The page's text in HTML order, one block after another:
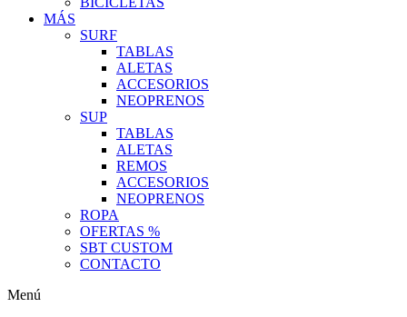
MÁS
SURF
TABLAS
ALETAS
ACCESORIOS
NEOPRENOS
SUP
TABLAS
ALETAS
REMOS
ACCESORIOS
NEOPRENOS
ROPA
OFERTAS %
SBT CUSTOM
CONTACTO
Menú